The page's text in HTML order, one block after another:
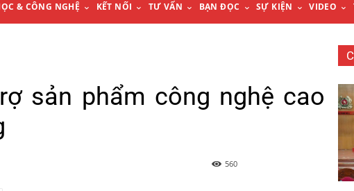
& CÔNG NGHỆ KẾT NỐI TƯ VẤN BẠN ĐỌC SỰ KIỆN VIDEO
sản phẩm công nghệ cao
560